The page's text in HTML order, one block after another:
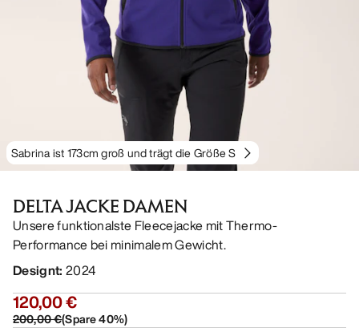
Sabrina ist 173cm groß und trägt die Größe S
DELTA JACKE DAMEN
Unsere funktionalste Fleecejacke mit Thermo-
Performance bei minimalem Gewicht.
Designt: 2024
120,00 €
200,00 €(Spare40%)